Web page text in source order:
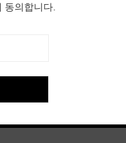
동의합니다.